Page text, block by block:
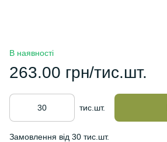
В наявності
263.00 грн/тис.шт.
тис.шт.
Замовлення від 30 тис.шт.